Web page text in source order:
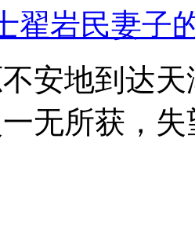
翟岩民妻子
安地到达
无所获，